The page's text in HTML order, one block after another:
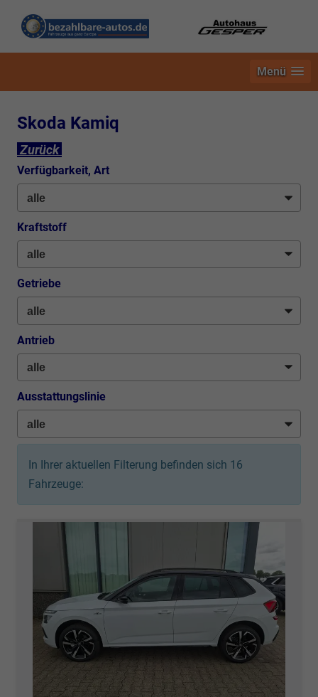
Menü
Skoda Kamiq
Zurück
Verfügbarkeit, Art
Kraftstoff
Getriebe
Antrieb
Ausstattungslinie
In Ihrer aktuellen Filterung befinden sich 16
Fahrzeuge: